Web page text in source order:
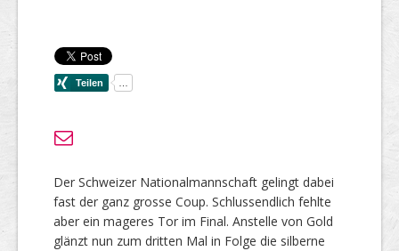
Der Schweizer Nationalmannschaft gelingt dabei
fast der ganz grosse Coup. Schlussendlich fehlte
aber ein mageres Tor im Final. Anstelle von Gold
glänzt nun zum dritten Mal in Folge die silberne